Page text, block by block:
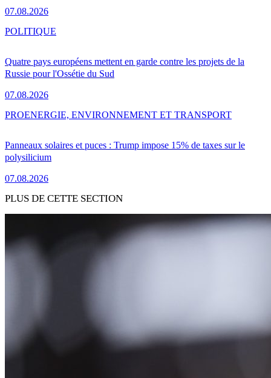
07.08.2026
Quatre pays européens mettent en garde contre les projets de la
Russie pour l'Ossétie du Sud
07.08.2026
POLITIQUE
Panneaux solaires et puces : Trump impose 15% de taxes sur le
polysilicium
07.08.2026
PROENERGIE, ENVIRONNEMENT ET TRANSPORT
PLUS DE CETTE SECTION